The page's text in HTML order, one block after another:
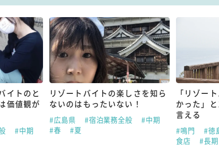
イトのと
価値観が
#中期
リゾートバイトの楽しさを知ら
ないのはもったいない！
#広島県 #宿泊業務全般
#中期
#春
#夏
「リゾー
かった」
言える
#鳴門
#徳
食店
#長